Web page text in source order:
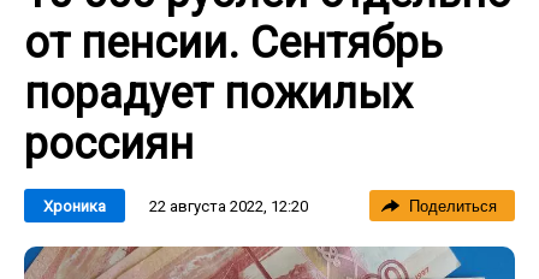
от пенсии. Сентябрь
порадует пожилых
россиян
Хроника 22 августа 2022, 12:20 Поделиться